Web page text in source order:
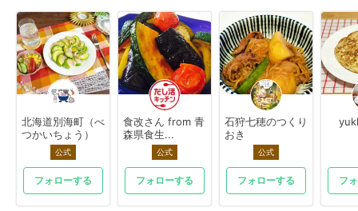
北海道別海町（べ
つかいちょう）
公式
フォローする
食改さん from 青
森県食生...
公式
フォローする
石狩七穂のつくり
おき
公式
フォローする フ